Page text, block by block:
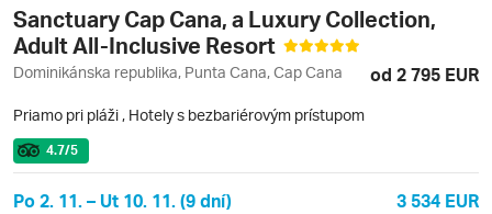
Sanctuary Cap Cana, a Luxury Collection,
Adult All-Inclusive Resort
Dominikánska republika, Punta Cana, Cap Cana od 2 795 EUR
Priamo pri pláži , Hotely s bezbariérovým prístupom
4.7/5
Po 2. 11. – Ut 10. 11. (9 dní) 3 534 EUR